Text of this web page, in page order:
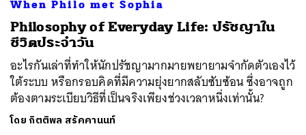
When Philo met Sophia
Philosophy of Everyday Life: ปรัชญาใน
ชีวิตประจำวัน
อะไรกันเล่าที่ทำให้นักปรัชญามากมายพยายามจำกัดตัวเองไว้
ใต้ระบบ หรือกรอบคิดที่มีความยุ่งยากสลับซับซ้อน ซึ่งอาจถูก
ต้องตามระเบียบวิธีที่เป็นจริงเพียงช่วงเวลาหนึ่งเท่านั้น?
โดย กิตติพล สรัคคานนท์